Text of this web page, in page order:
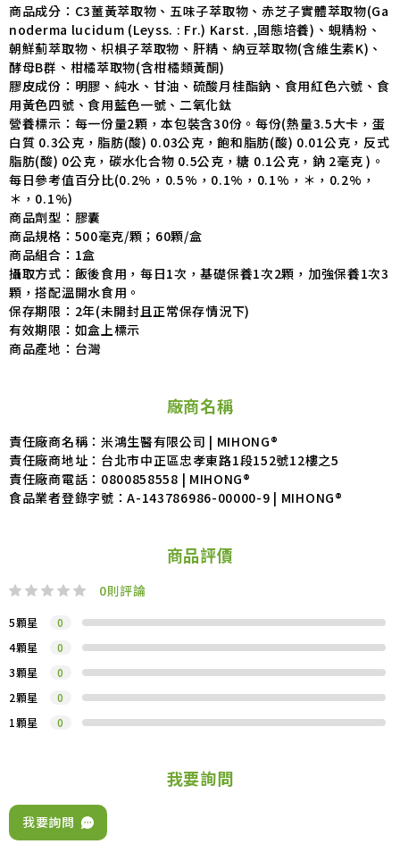
商品成分：C3薑黃萃取物、五味子萃取物、赤芝子實體萃取物(Ga
noderma lucidum (Leyss. : Fr.) Karst. ,固態培養)、蜆精粉、
朝鮮薊萃取物、枳椇子萃取物、肝精、納豆萃取物(含維生素K)、
酵母B群、柑橘萃取物(含柑橘類黃酮)
膠皮成份：明膠、純水、甘油、硫酸月桂酯鈉、食用紅色六號、食
用黃色四號、食用藍色一號、二氧化鈦
營養標示：每一份量2顆，本包裝含30份。每份(熱量3.5大卡，蛋
白質 0.3公克，脂肪(酸) 0.03公克，飽和脂肪(酸) 0.01公克，反式
脂肪(酸) 0公克，碳水化合物 0.5公克，糖 0.1公克，鈉 2毫克 )。
每日參考值百分比(0.2%，0.5%，0.1%，0.1%，＊，0.2%，
＊，0.1%)
商品劑型：膠囊
商品規格：500毫克/顆；60顆/盒
商品組合：1盒
攝取方式：飯後食用，每日1次，基礎保養1次2顆，加強保養1次3
顆，搭配溫開水食用。
保存期限： 2年(未開封且正常保存情況下)
有效期限：如盒上標示
商品產地：台灣
廠商名稱
責任廠商名稱：米鴻生醫有限公司 | MIHONG®
責任廠商地址：台北市中正區忠孝東路1段152號12樓之5
責任廠商電話：0800858558 | MIHONG®
食品業者登錄字號：A-143786986-00000-9 | MIHONG®
商品評價
0則評論
5顆星
0
4顆星
0
3顆星
0
2顆星
0
1顆星
0
我要詢問
我要詢問